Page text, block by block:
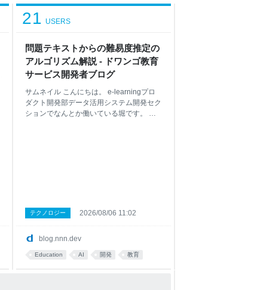
問題テキストからの難易度推定の
アルゴリズム解説 - ドワンゴ教育
サービス開発者ブログ
21 USERS
blog.nnn.dev
サムネイル こんにちは。 e-learningプロ
ダクト開発部データ活用システム開発セク
ションでなんとか働いている堀です。 今
工知能学会 2026 Festival of Learning
2026 項目反応理論とは 本題に入る前に、
について、少し説明します。 現在、N高等
学校・S高等学校・R高等学校（以下、N
テクノロジー 2026/08/06 11:02
Education AI 開発 教育